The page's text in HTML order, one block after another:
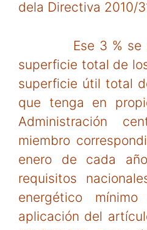
dela Directiva 2010/
Ese 3 % se
superficie total de
superficie útil total
que tenga en
Administración
miembro
enero de cada
requisitos
energético
aplicación del